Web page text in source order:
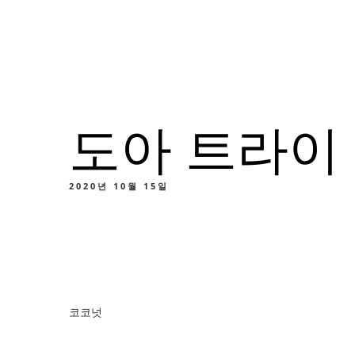
메뉴
도아 트라이
2020년 10월 15일
코코넛